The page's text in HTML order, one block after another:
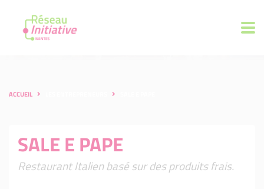
ACCUEIL
SALE E PAPE
Restaurant Italien basé sur des produits frais.